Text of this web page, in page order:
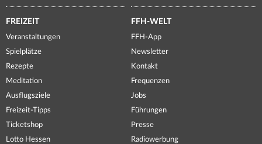
FREIZEIT
Veranstaltungen
Spielplätze
Rezepte
Meditation
Ausflugsziele
Freizeit-Tipps
Ticketshop
Lotto Hessen
FFH-WELT
FFH-App
Newsletter
Kontakt
Frequenzen
Jobs
Führungen
Presse
Radiowerbung